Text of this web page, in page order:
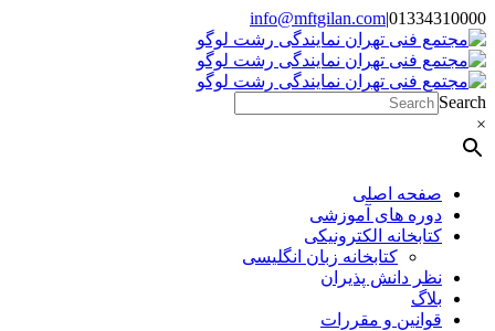
Skip
to
content
01334310000
|
info@mftgilan.com
Instagram
LinkedIn
Search
×
صفحه اصلی
دوره های آموزشی
کتابخانه الکترونیکی
کتابخانه زبان انگلیسی
نظر دانش پذیران
بلاگ
قوانین و مقررات